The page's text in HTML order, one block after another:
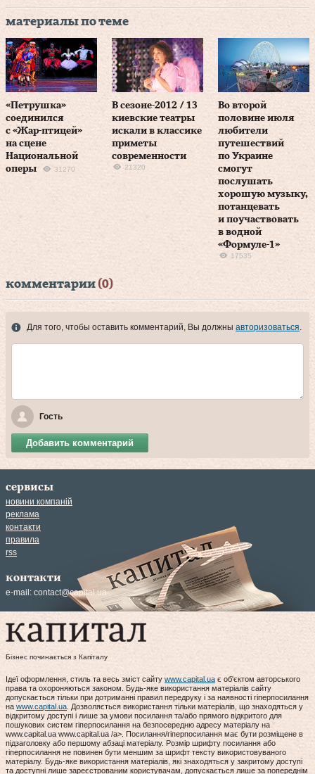
материалы по теме
«Петрушка»
соединился
с «Жар-птицей»
на сцене
Национальной
оперы
31270
В сезоне-2012 / 13
киевские театры
искали в классике
приметы
современности
21320
Во второй
половине июля
любители
путешествий
по Украине
смогут
послушать
хорошую музыку,
потанцевать
и поучаствовать
в водной
«Формуле-1»
17535
комментарии (0)
Для того, чтобы оставить комментарий, Вы должны авторизоваться.
Гость
Добавить комментарий
сервисы
новини компаній
реклама
контакти
правила
rss
контакти
e-mail: contact@capital.ua
Бізнес починається з Капіталу
Ідеї оформлення, стиль та весь зміст сайту www.capital.ua є об'єктом авторського
права та охороняються законом. Будь-яке використання матеріалів сайту
допускається тільки при дотриманні правил передруку і за наявності гіперпосилання
на www.capital.ua. Дозволяється використання тільки матеріалів, що знаходяться у
відкритому доступі і лише за умови посилання та/або прямого відкритого для
пошукових систем гіперпосилання на безпосередню адресу матеріалу на
www.capital.ua www.capital.ua /a>. Посилання/гіперпосилання має бути розміщене в
підзаголовку або першому абзаці матеріалу. Розмір шрифту посилання або
гіперпосилання не повинен бути меншим за шрифт тексту використовуваного
матеріалу. Будь-яке використання матеріалів, які знаходяться у закритому доступі
та доступні лише зареєстрованим користувачам, допускається лише за попереднім